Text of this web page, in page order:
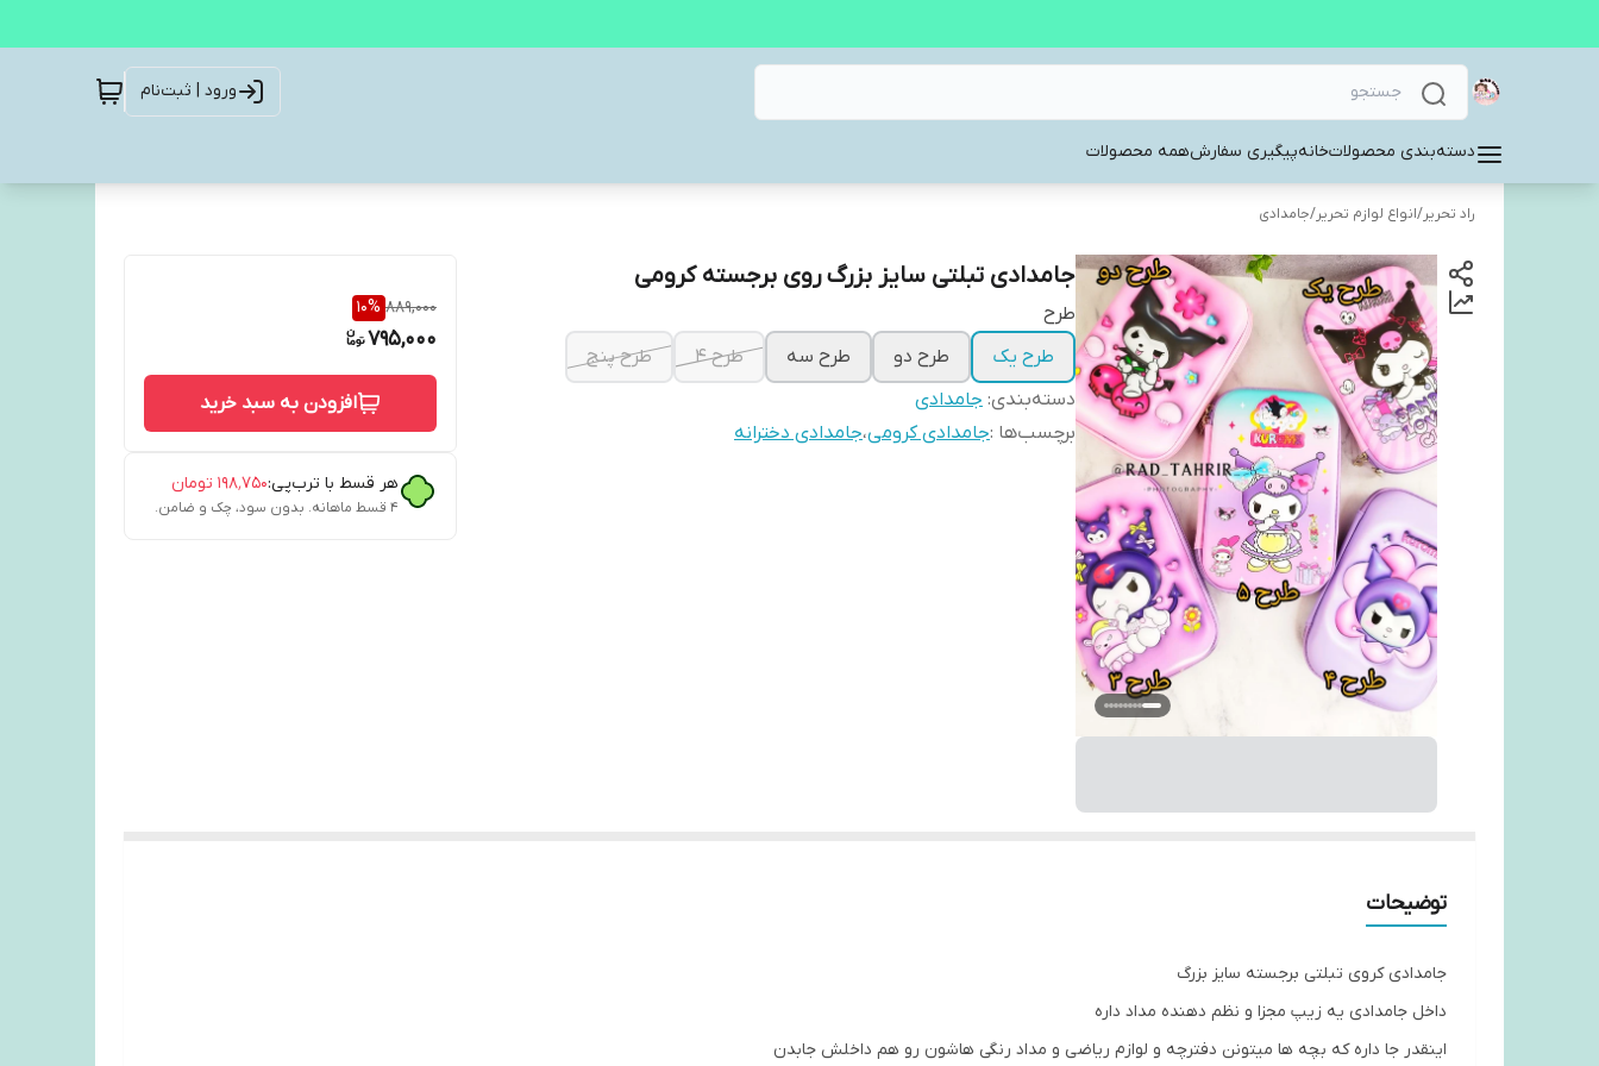
ورود | ثبت‌نام
دسته‌بندی محصولاتخانهپیگیری سفارشهمه محصولات
راد تحریر/انواع لوازم تحریر/جامدادی
جامدادی تبلتی سایز بزرگ روی برجسته کرومی
طرح
طرح یک
طرح دو طرح سه طرح ۴
طرح پنج
دسته‌بندی: جامدادی
برچسب‌ها :جامدادی کرومی،جامدادی دخترانه
889,000
10%
795,000
افزودن به سبد خرید
هر قسط با ترب‌پی:۱۹۸٬۷۵۰ تومان
۴ قسط ماهانه. بدون سود، چک و ضامن.
توضیحات
جامدادی کروی تبلتی برجسته سایز بزرگ
داخل جامدادی یه زیپ مجزا و نظم دهنده مداد داره
اینقدر جا داره که بچه ها میتونن دفترچه و لوازم ریاضی و مداد رنگی هاشون رو هم داخلش جابدن